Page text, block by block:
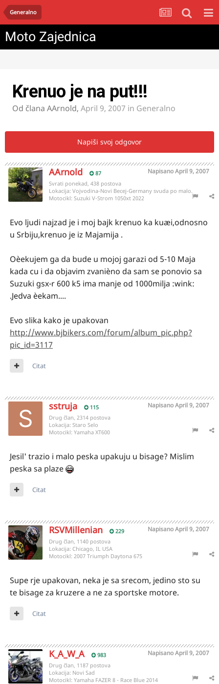
Generalno
Moto Zajednica
Krenuo je na put!!!
Od člana AArnold, April 9, 2007 in Generalno
Napiši svoj odgovor
AArnold 87 NapisanoApril 9, 2007
Svrati ponekad, 438 postova
Lokacija: Vojvodina-Novi Becej-Germany svuda po malo.
Motocikl: Suzuki V-Strom 1050xt 2022
Evo ljudi najzad je i moj bajk krenuo ka kuæi,odnosno
u Srbiju,krenuo je iz Majamija .
Oèekujem ga da bude u mojoj garazi od 5-10 Maja
kada cu i da objavim zvanièno da sam se ponovio sa
Suzuki gsx-r 600 k5 ima manje od 1000milja :wink:
.Jedva èekam....
Evo slika kako je upakovan
http://www.bjbikers.com/forum/album_pic.php?
pic_id=3117
Citat
sstruja 115 NapisanoApril 9, 2007
Drug član, 2314 postova
Lokacija: Staro Selo
Motocikl: Yamaha XT600
Jesil' trazio i malo peska upakuju u bisage? Mislim
peska sa plaze
Citat
RSVMillenian 229 NapisanoApril 9, 2007
Drug član, 1140 postova
Lokacija: Chicago, IL USA
Motocikl: 2007 Triumph Daytona 675
Supe rje upakovan, neka je sa srecom, jedino sto su
te bisage za kruzere a ne za sportske motore.
Citat
K_A_W_A 983 NapisanoApril 9, 2007
Drug član, 1187 postova
Lokacija: Novi Sad
Motocikl: Yamaha FAZER 8 - Race Blue 2014